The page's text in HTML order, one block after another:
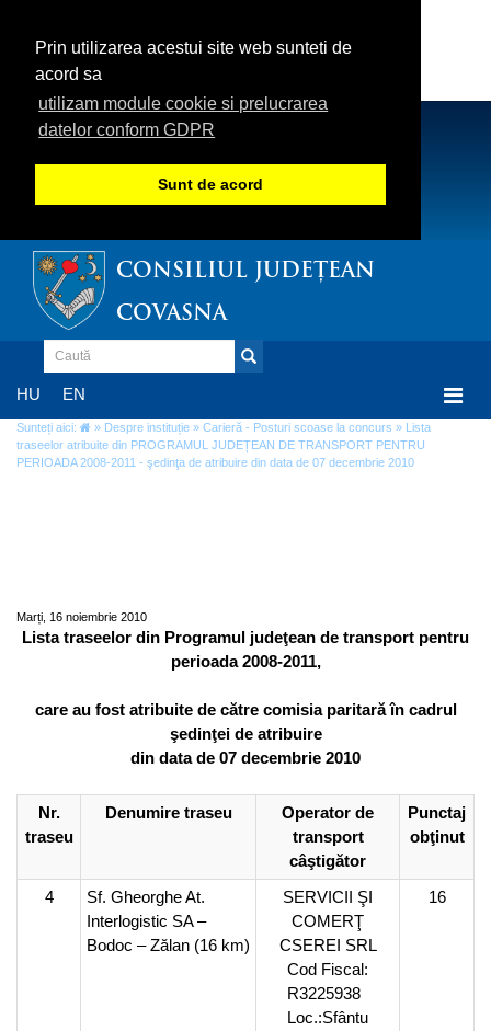
Prin utilizarea acestui site web sunteti de
acord sa
utilizam module cookie si prelucrarea
datelor conform GDPR
Sunt de acord
CONSILIUL JUDEȚEAN
COVASNA
HU EN
Sunteți aici: » Despre instituție » Carieră - Posturi scoase la concurs » Lista
traseelor atribuite din PROGRAMUL JUDEȚEAN DE TRANSPORT PENTRU
PERIOADA 2008-2011 - şedinţa de atribuire din data de 07 decembrie 2010
Marți, 16 noiembrie 2010
Lista traseelor din Programul judeţean de transport pentru
perioada 2008-2011,
care au fost atribuite de către comisia paritară în cadrul
şedinţei de atribuire
din data de 07 decembrie 2010
Nr.
traseu
Denumire traseu
Operator de
transport
câştigător
Punctaj
obţinut
4
Sf. Gheorghe At.
Interlogistic SA –
Bodoc – Zălan (16 km)
SERVICII ŞI
COMERŢ
CSEREI SRL
Cod Fiscal:
R3225938
Loc.:Sfântu
16